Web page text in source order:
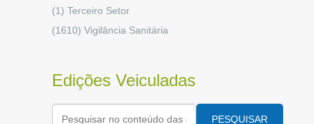
(1) Terceiro Setor
(1610) Vigilância Sanitária
Edições Veiculadas
PESQUISAR